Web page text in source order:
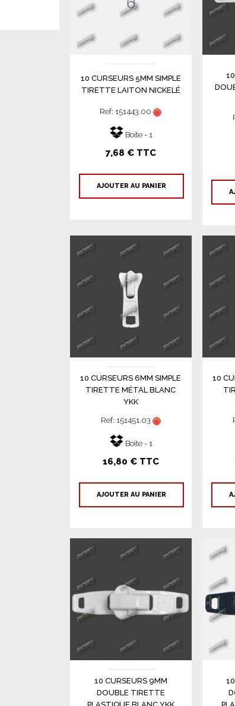
10 CURSEURS 5MM SIMPLE
TIRETTE LAITON NICKELÉ
Ref: 151443.00
Boite - 1
7,68 € TTC
AJOUTER AU PANIER
10 CURSEURS 6MM SIMPLE
TIRETTE MÉTAL BLANC
YKK
Ref: 151451.03
Boite - 1
16,80 € TTC
AJOUTER AU PANIER
10
10 CURSEURS 9MM
DOUBLE TIRETTE